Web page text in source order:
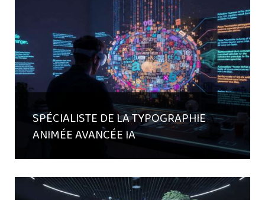
SPÉCIALISTE DE LA TYPOGRAPHIE
ANIMÉE AVANCÉE IA